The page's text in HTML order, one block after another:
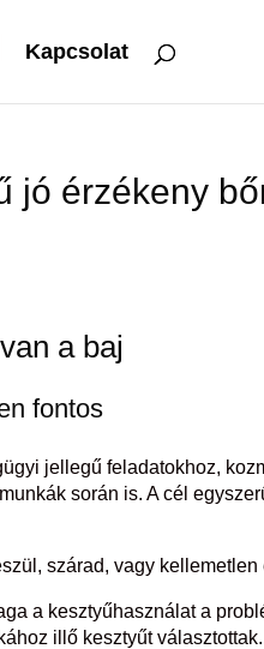
Kapcsolat
jó érzékeny
a baj
fontos
jellegű feladatokhoz,
során is. A cél
szárad, vagy
a kesztyűhasználat a
illő kesztyűt választottak.